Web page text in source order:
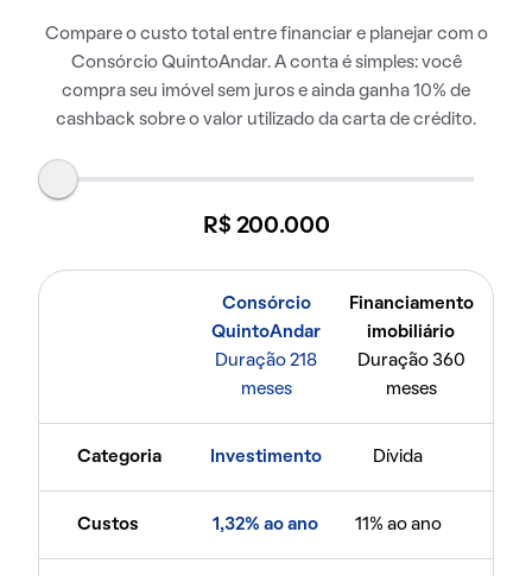
Compare o custo total entre financiar e planejar com o
Consórcio QuintoAndar. A conta é simples: você
compra seu imóvel sem juros e ainda ganha 10% de
cashback sobre o valor utilizado da carta de crédito.
R$ 200.000
Consórcio
QuintoAndar
Duração 218
meses
Financiamento
imobiliário
Duração 360
meses
Categoria Investimento Dívida
Custos 1,32% ao ano 11% ao ano